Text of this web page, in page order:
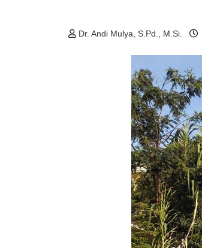
Dr. Andi Mulya, S.Pd., M.Si.